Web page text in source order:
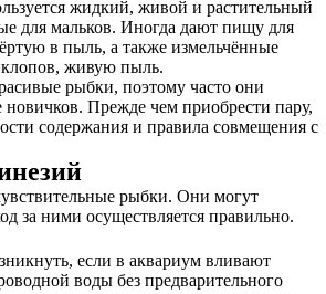
жидкий, живой и растительный
для мальков. Иногда дают пищу для
в пыль, а также измельчённые
живую пыль.
рыбки, поэтому часто они
Прежде чем приобрести пару,
содержания и правила совмещения с
рыбки. Они могут
за ними осуществляется правильно.
если в аквариум вливают
воды без предварительного